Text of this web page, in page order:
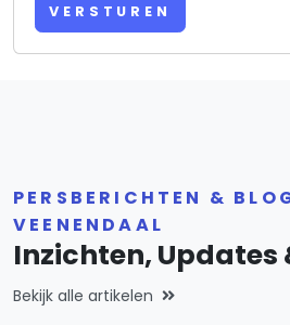
VERSTUREN
PERSBERICHTEN &
VEENENDAAL
Inzichten, Updates
Bekijk alle artikelen